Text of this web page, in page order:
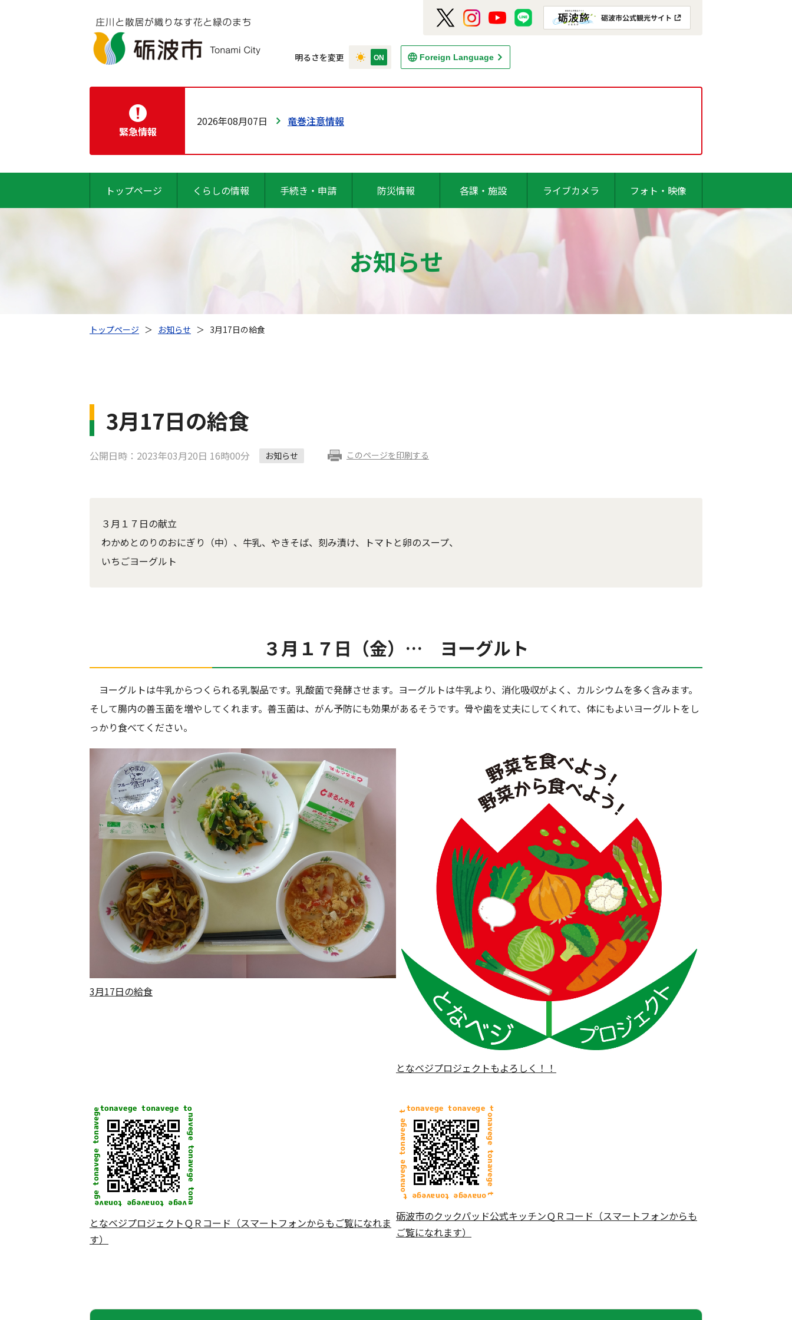
明るさを変更 Foreign Language
緊急情報
2026年08月07日 竜巻注意情報
トップページ くらしの情報 手続き・申請 防災情報 各課・施設 ライブカメラ フォト・映像
お知らせ
トップページ ＞ お知らせ ＞ 3月17日の給食
3月17日の給食
公開日時：2023年03月20日 16時00分 お知らせ このページを印刷する
３月１７日の献立
わかめとのりのおにぎり（中）、牛乳、やきそば、刻み漬け、トマトと卵のスープ、
いちごヨーグルト
３月１７日（金）… ヨーグルト
ヨーグルトは牛乳からつくられる乳製品です。乳酸菌で発酵させます。ヨーグルトは牛乳より、消化吸収がよく、カルシウムを多く含みます。
そして腸内の善玉菌を増やしてくれます。善玉菌は、がん予防にも効果があるそうです。骨や歯を丈夫にしてくれて、体にもよいヨーグルトをし
っかり食べてください。
3月17日の給食
となベジプロジェクトもよろしく！！
となベジプロジェクトＱＲコード（スマートフォンからもご覧になれま
す）
砺波市のクックパッド公式キッチンＱＲコード（スマートフォンからも
ご覧になれます）